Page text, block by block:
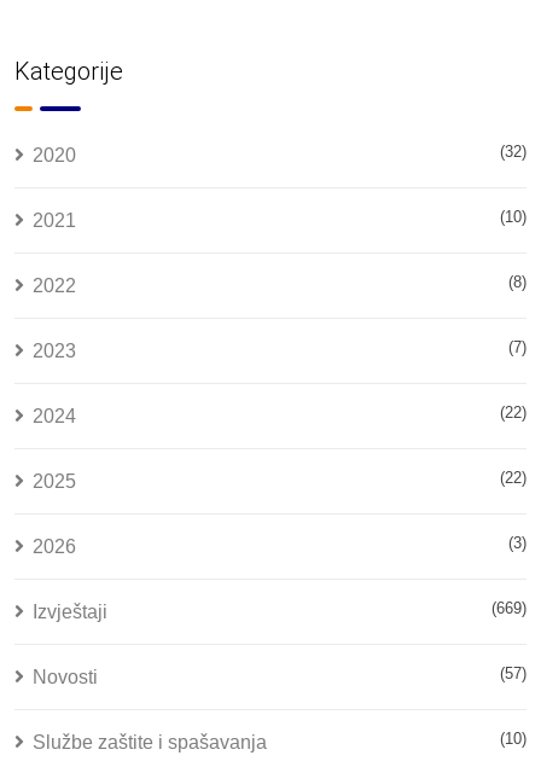
Kategorije
2020 (32)
2021 (10)
2022 (8)
2023 (7)
2024 (22)
2025 (22)
2026 (3)
Izvještaji (669)
Novosti (57)
Službe zaštite i spašavanja (10)